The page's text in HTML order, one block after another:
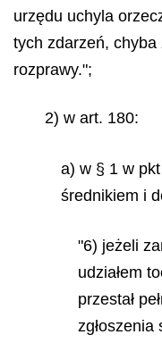
urzędu uchyla
tych zdarzeń, chyba
rozprawy.";
2) w art. 180:
a) w § 1 w
średnikiem i
"6) jeżeli
udziałem
przestał